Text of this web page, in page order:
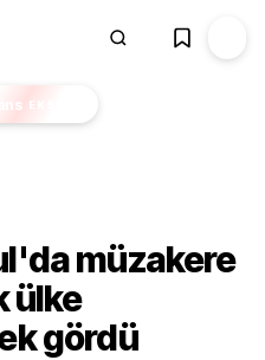
EKSTRA
müzakere
ülke
gördü